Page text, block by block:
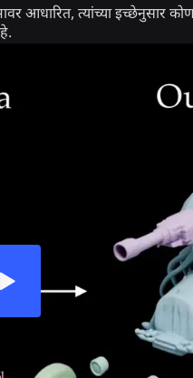
आधारित, त्यांच्या इच्छेनुसार